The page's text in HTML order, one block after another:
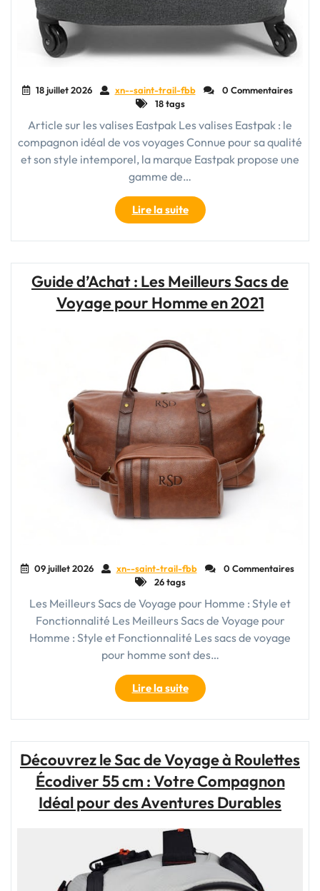
18 juillet 2026 xn--saint-trail-fbb
0 Commentaires
18 tags
Article sur les valises Eastpak Les valises Eastpak : le
compagnon idéal de vos voyages Connue pour sa qualité
et son style intemporel, la marque Eastpak propose une
gamme de…
Lire la suite"Les
valises
Eastpak
allié
de
Guide d’Achat : Les Meilleurs Sacs de
Voyage pour Homme en 2021
09 juillet 2026 xn--saint-trail-fbb
0 Commentaires
26 tags
Les Meilleurs Sacs de Voyage pour Homme : Style et
Fonctionnalité Les Meilleurs Sacs de Voyage pour
Homme : Style et Fonctionnalité Les sacs de voyage
pour homme sont des…
Lire la suite"Guide
d’Achat
:
Meilleurs
Sacs
de
Voyage
pour
Homme
en
2021"
Découvrez le Sac de Voyage à Roulettes
Écodiver 55 cm : Votre Compagnon
Idéal pour des Aventures Durables